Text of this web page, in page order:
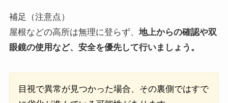
補足（注意点）
屋根などの高所は無理に登らず、 地上からの確認や双
眼鏡の使用など、安全を優先して行いましょう。
目視で異常が見つかった場合、その裏側ではすで